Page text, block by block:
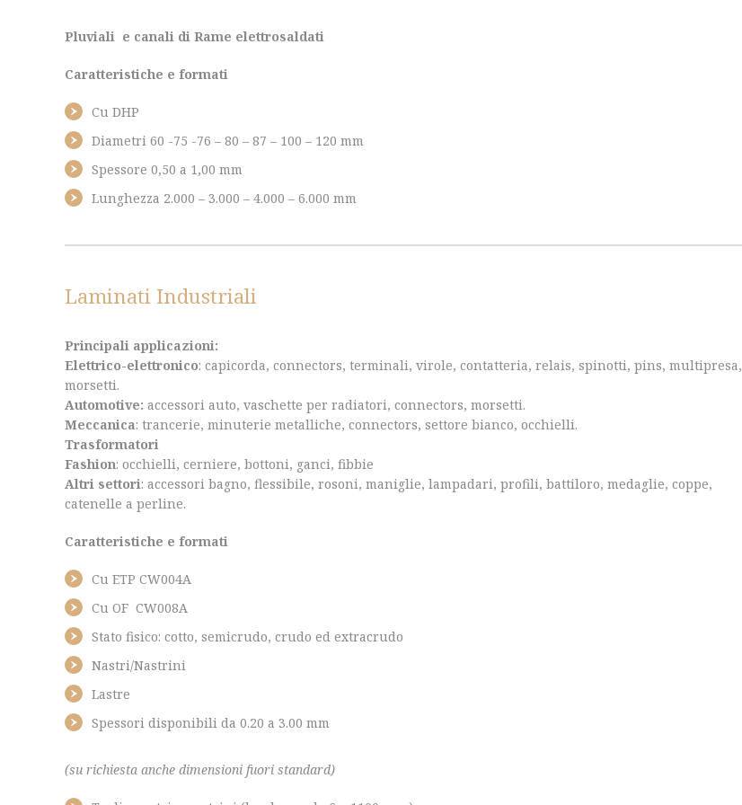
Pluviali e canali di Rame elettrosaldati
Caratteristiche e formati
Cu DHP
Diametri 60 -75 -76 – 80 – 87 – 100 – 120 mm
Spessore 0,50 a 1,00 mm
Lunghezza 2.000 – 3.000 – 4.000 – 6.000 mm
Laminati Industriali
Principali applicazioni:
Elettrico-elettronico: capicorda, connectors, terminali, virole, contatteria, relais, spinotti, pins, multipresa,
morsetti.
Automotive: accessori auto, vaschette per radiatori, connectors, morsetti.
Meccanica: trancerie, minuterie metalliche, connectors, settore bianco, occhielli.
Trasformatori
Fashion: occhielli, cerniere, bottoni, ganci, fibbie
Altri settori: accessori bagno, flessibile, rosoni, maniglie, lampadari, profili, battiloro, medaglie, coppe,
catenelle a perline.
Caratteristiche e formati
Cu ETP CW004A
Cu OF CW008A
Stato fisico: cotto, semicrudo, crudo ed extracrudo
Nastri/Nastrini
Lastre
Spessori disponibili da 0.20 a 3.00 mm
(su richiesta anche dimensioni fuori standard)